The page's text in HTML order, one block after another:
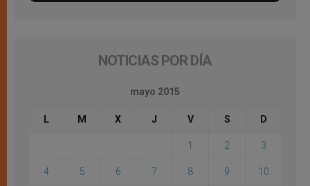
NOTICIAS POR DÍA
mayo 2015
L M X J V S D
1 2 3
4 5 6 7 8 9 10